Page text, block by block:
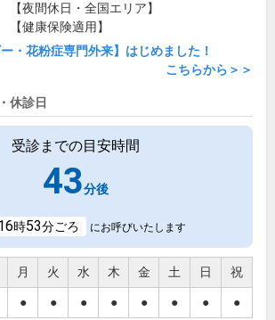
【夜間休日・全国エリア】
【健康保険適用】
ー・花粉症専門外来】はじめました！
こちらから＞＞
休診日
受診までの目安時間
43分後
時53分ごろ にお呼びいたします
月 火 水 木 金 土 日 祝
● ● ● ● ● ● ● ●